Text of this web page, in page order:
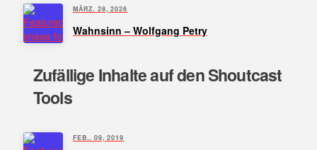
MÄRZ. 28, 2026
Wahnsinn – Wolfgang Petry
Zufällige Inhalte auf den Shoutcast
Tools
FEB.. 09, 2019